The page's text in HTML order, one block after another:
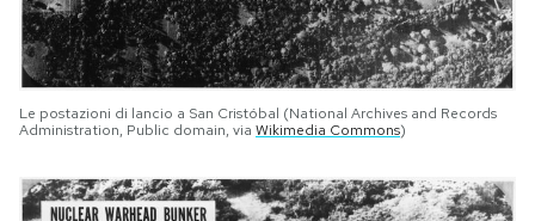
Le postazioni di lancio a San Cristóbal (National Archives and Records
Administration, Public domain, via Wikimedia Commons)